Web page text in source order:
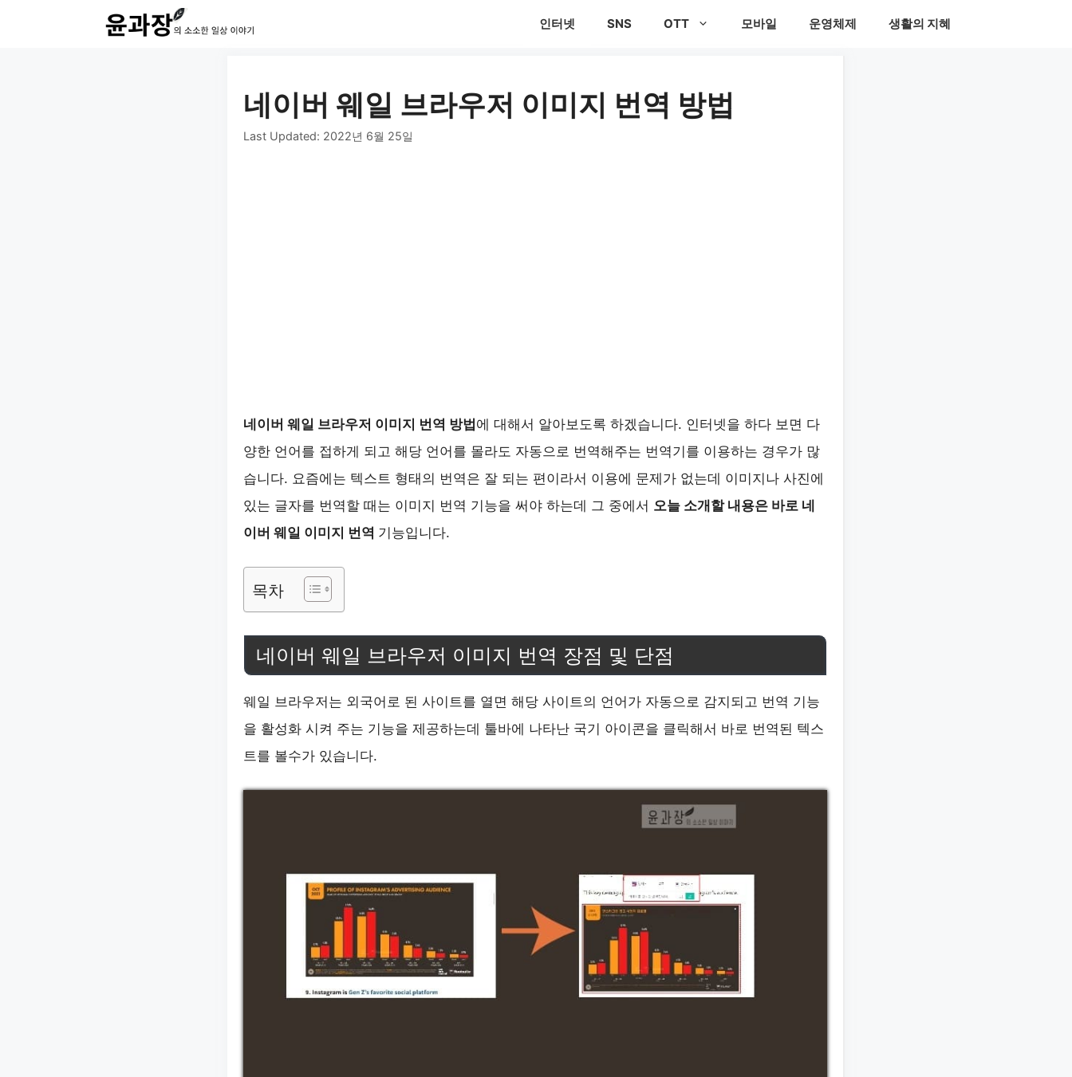
인터넷 SNS OTT 모바일 운영체제 생활의 지혜
네이버 웨일 브라우저 이미지 번역 방법
Last Updated: 2022년 6월 25일
네이버 웨일 브라우저 이미지 번역 방법 에 대해서 알아보도록 하겠습니다. 인터넷을 하다 보면 다
양한 언어를 접하게 되고 해당 언어를 몰라도 자동으로 번역해주는 번역기를 이용하는 경우가 많
습니다. 요즘에는 텍스트 형태의 번역은 잘 되는 편이라서 이용에 문제가 없는데 이미지나 사진에
있는 글자를 번역할 때는 이미지 번역 기능을 써야 하는데 그 중에서 오늘 소개할 내용은 바로 네
이버 웨일 이미지 번역 기능입니다.
목차
네이버 웨일 브라우저 이미지 번역 장점 및 단점
웨일 브라우저는 외국어로 된 사이트를 열면 해당 사이트의 언어가 자동으로 감지되고 번역 기능
을 활성화 시켜 주는 기능을 제공하는데 툴바에 나타난 국기 아이콘을 클릭해서 바로 번역된 텍스
트를 볼수가 있습니다.